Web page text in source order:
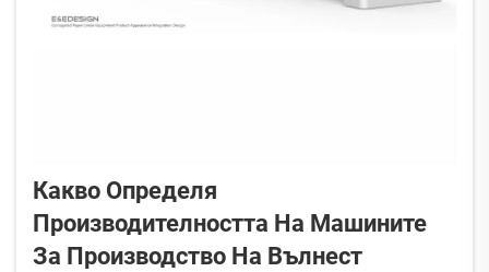
Какво Определя
Производителността На Машините
За Производство На Вълнест